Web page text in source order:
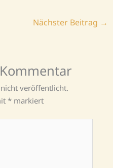
Nächster Beitrag →
veröffentlicht.
* markiert